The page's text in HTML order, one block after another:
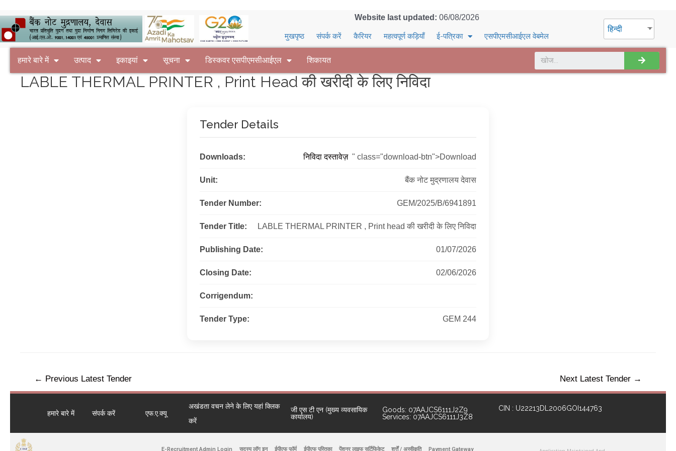
Website last updated: 06/08/2026
मुखपृष्ठ संपर्क करें कैरियर महत्वपूर्ण कड़ियाँ ई-पत्रिका एसपीएमसीआईएल वेबमेल
हिन्दी
हमारे बारे में उत्पाद इकाइयां सूचना डिस्कवर एसपीएमसीआईएल शिकायत
LABLE THERMAL PRINTER , Print Head की खरीदी के लिए निविदा
Tender Details
Downloads: निविदा दस्तावेज़ " class="download-btn">Download
Unit: बैंक नोट मुद्रणालय देवास
Tender Number: GEM/2025/B/6941891
Tender Title: LABLE THERMAL PRINTER , Print head की खरीदी के लिए निविदा
Publishing Date: 01/07/2026
Closing Date: 02/06/2026
Corrigendum:
Tender Type: GEM 244
← Previous Latest Tender Next Latest Tender →
हमारे बारे में संपर्क करें एफ.ए.क्यू
अखंडता वचन लेने के लिए यहां क्लिक
करें
जी एस टी एन (मुख्य व्यवसायिक
कार्यालय)
Goods: 07AAJCS6111J2Z9
Services: 07AAJCS6111J3Z8
CIN : U22213DL2006GOI144763
E-Recruitment Admin Login सदस्य लॉग इन ईपीएफ फॉर्म ईपीएफ पुस्तिका पेंशनर लाइफ सर्टिफिकेट शर्त्तें / अस्वीकृति Payment Gateway